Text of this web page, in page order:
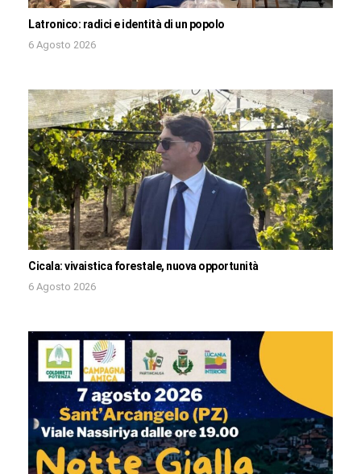
Latronico: radici e identità di un popolo
6 Agosto 2026
Cicala: vivaistica forestale, nuova opportunità
6 Agosto 2026